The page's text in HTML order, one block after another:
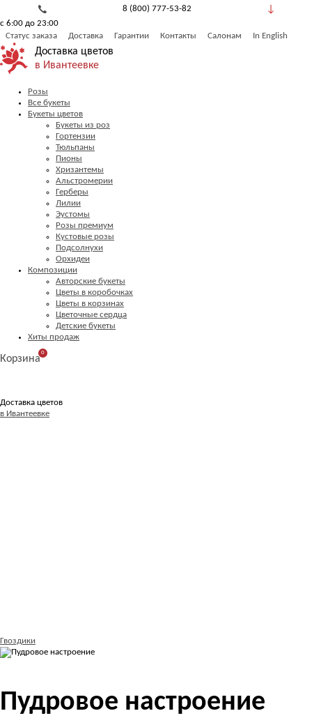
8 (800) 777-53-82
с 6:00 до 23:00
Статус заказа
Доставка Гарантии Контакты Салонам In English
Доставка цветов
в Ивантеевке
Розы
Все букеты
Букеты цветов
Букеты из роз
Гортензии
Тюльпаны
Пионы
Хризантемы
Альстромерии
Герберы
Лилии
Эустомы
Розы премиум
Кустовые розы
Подсолнухи
Орхидеи
Композиции
Авторские букеты
Цветы в коробочках
Цветы в корзинах
Цветочные сердца
Детские букеты
Хиты продаж
Корзина
0
Доставка цветов
в Ивантеевке
Гвоздики
Пудровое настроение